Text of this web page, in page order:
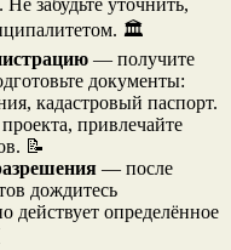
забудьте уточнить,
🏛️
— получите
документы:
кадастровый паспорт.
привлечайте
📝
— после
дождитесь
действует определённое